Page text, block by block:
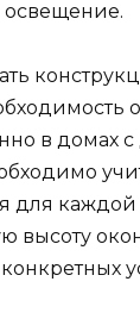
освещение.
в домах
для
высоту